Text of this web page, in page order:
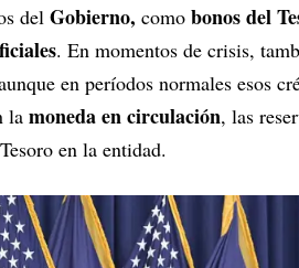
del Gobierno, como bonos del
. En momentos de crisis,
en períodos normales esos
la moneda en circulación, las
en la entidad.